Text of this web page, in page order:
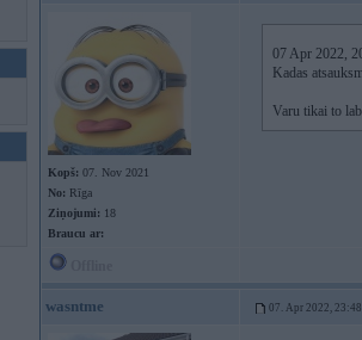
Kopš: 07. Nov 2021
No: Rīga
Ziņojumi: 18
Braucu ar:
07 Apr 2022,
Kadas
Varu tikai to
wasntme 07. Apr 2022, 23:48